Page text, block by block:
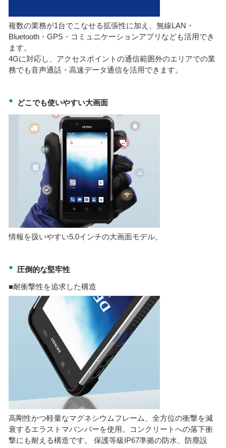
複数の業務が1台でこなせる拡張性に加え、無線LAN・
Bluetooth・GPS・コミュニケーションアプリなども活用でき
ます。
4Gに対応し、アクセスポイントの通信範囲外のエリアでの業
務でも音声通話・高速データ通信を活用できます。
● どこでも使いやすい大画面
情報を扱いやすい5.0インチの大画面モデル。
● 圧倒的な堅牢性
■耐衝撃性を追求した構造
高剛性かつ軽量なマグネシウムフレーム、全方位の衝撃を減
衰するエラストマバンパーを使用。コンクリートへの落下衝
撃にも耐える構造です。 保護等級IP67準拠の防水、防塵設